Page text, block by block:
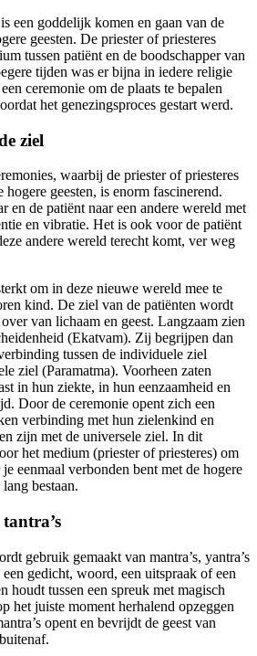
een goddelijk komen en gaan van de
geesten. De priester of priesteres
tussen patiënt en de boodschapper van
tijden was er bijna in iedere religie
ceremonie om de plaats te bepalen
het genezingsproces gestart werd.
ziel
waarbij de priester of priesteres
geesten, is enorm fascinerend.
en de patiënt naar een andere wereld met
en vibratie. Het is ook voor de patiënt
andere wereld terecht komt, ver weg
om in deze nieuwe wereld mee te
kind. De ziel van de patiënten wordt
van lichaam en geest. Langzaam zien
(Ekatvam). Zij begrijpen dan
tussen de individuele ziel
ziel (Paramatma). Voorheen zaten
in hun ziekte, in hun eenzaamheid en
Door de ceremonie opent zich een
verbinding met hun zielenkind en
zijn met de universele ziel. In dit
het medium (priester of priesteres) om
eenmaal verbonden bent met de hogere
bestaan.
gebruik gemaakt van mantra’s, yantra’s
een gedicht, woord, een uitspraak of een
houdt tussen een spreuk met magisch
het juiste moment herhalend opzeggen
opent en bevrijdt de geest van